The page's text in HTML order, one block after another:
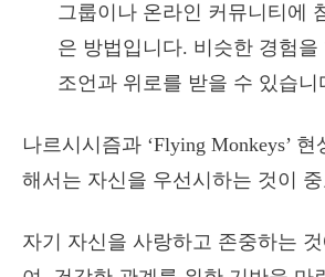
그룹이나 온라인 커뮤니티에
은 방법입니다. 비슷한 경험을
조언과 위로를 받을 수 있습니
나르시시즘과 ‘Flying Monkeys’
해서는 자신을 우선시하는 것이
자기 자신을 사랑하고 존중하는